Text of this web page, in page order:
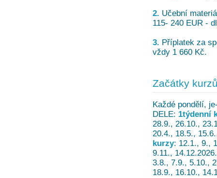
2. Učební
115- 240 EUR -
3. Příplatek za
vždy 1 660 Kč.
Začátky
Každé pondělí,
DELE: 1týdenní
28.9., 26.10.,
20.4., 18.5.,
kurzy: 12.1., 9.,
9.11.,
3.8., 7.9., 5.10.,
18.9., 16.10.,